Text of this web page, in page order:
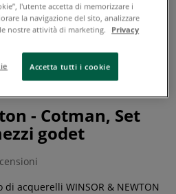
- Cotman, Set
godet
acquerelli WINSOR & NEWTON
l'utente accetta di memorizzare i
la navigazione del sito, analizzare
nostre attività di marketing.
Privacy
Accetta tutti i cookie